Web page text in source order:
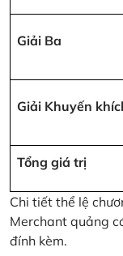
Giải Ba
Giải Khuyến
Tổng giá trị
Chi tiết thể lệ
Merchant quảng
đính kèm.